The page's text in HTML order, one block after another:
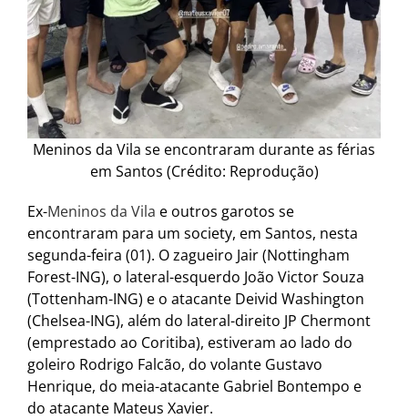
Meninos da Vila se encontraram durante as férias
em Santos (Crédito: Reprodução)
Ex-Meninos da Vila e outros garotos se
encontraram para um society, em Santos, nesta
segunda-feira (01). O zagueiro Jair (Nottingham
Forest-ING), o lateral-esquerdo João Victor Souza
(Tottenham-ING) e o atacante Deivid Washington
(Chelsea-ING), além do lateral-direito JP Chermont
(emprestado ao Coritiba), estiveram ao lado do
goleiro Rodrigo Falcão, do volante Gustavo
Henrique, do meia-atacante Gabriel Bontempo e
do atacante Mateus Xavier.